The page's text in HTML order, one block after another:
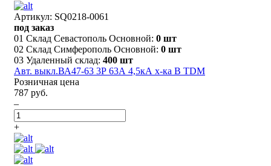
Артикул: SQ0218-0061
под заказ
01 Склад Севастополь Основной: 0 шт
02 Склад Симферополь Основной: 0 шт
03 Удаленный склад: 400 шт
Авт. выкл.ВА47-63 3Р 63А 4,5кА х-ка B TDM
Розничная цена
787 руб.
–
+